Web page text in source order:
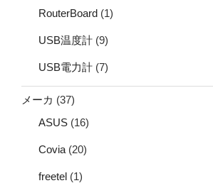
RouterBoard (1)
USB温度計 (9)
USB電力計 (7)
メーカ (37)
ASUS (16)
Covia (20)
freetel (1)